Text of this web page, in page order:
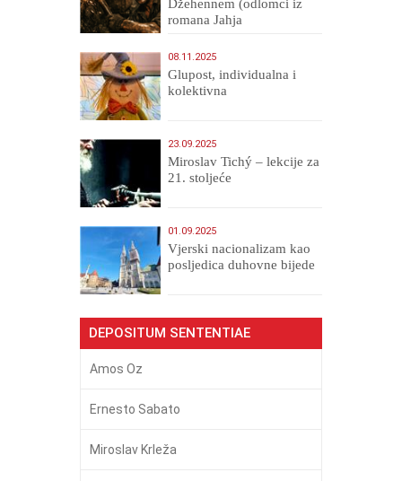
Džehennem (odlomci iz
romana Jahja
08.11.2025
Glupost, individualna i
kolektivna
23.09.2025
Miroslav Tichý – lekcije za
21. stoljeće
01.09.2025
​Vjerski nacionalizam kao
posljedica duhovne bijede
DEPOSITUM SENTENTIAE
Amos Oz
Ernesto Sabato
Miroslav Krleža